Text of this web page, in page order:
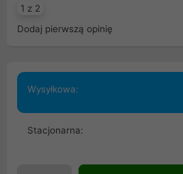
1 z 2
Dodaj pierwszą opinię
Wysyłkowa:
Stacjonarna: